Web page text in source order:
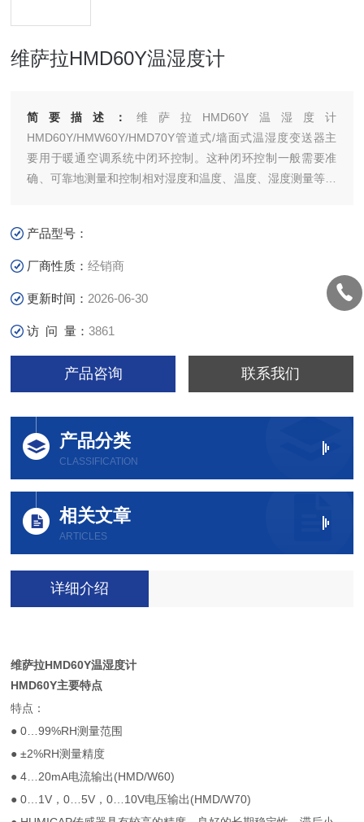
维萨拉HMD60Y温湿度计
简要描述：维萨拉HMD60Y温湿度计
HMD60Y/HMW60Y/HMD70Y管道式/墙面式温湿度变送器主
要用于暖通空调系统中闭环控制。这种闭环控制一般需要准
确、可靠地测量和控制相对湿度和温度、温度、湿度测量等参
产品型号：
厂商性质：经销商
更新时间： 2026-06-30
访 问 量：3861
产品咨询 联系我们
产品分类
CLASSIFICATION
相关文章
ARTICLES
详细介绍
维萨拉HMD60Y温湿度计
HMD60Y主要特点
特点：
● 0…99%RH测量范围
● ±2%RH测量精度
● 4…20mA电流输出(HMD/W60)
● 0…1V，0…5V，0…10V电压输出(HMD/W70)